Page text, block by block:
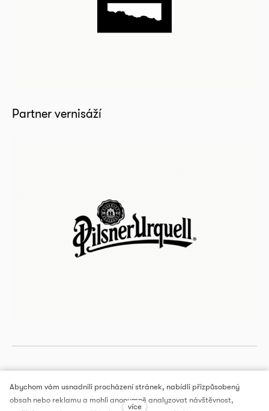
Partner vernisáží
Abychom vám usnadnili procházení stránek, nabídli přizpůsobený
obsah nebo reklamu a mohli anonymně analyzovat návštěvnost,
více